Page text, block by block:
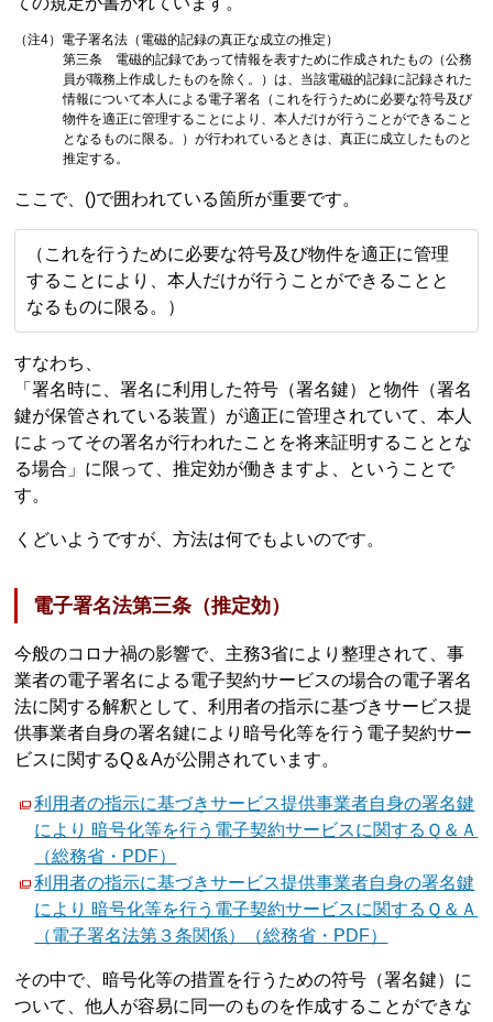
（注4）電子署名法（電磁的記録の真正な成立の推定）
第三条 電磁的記録であって情報を表すために作成されたもの（公務
員が職務上作成したものを除く。）は、当該電磁的記録に記録された
情報について本人による電子署名（これを行うために必要な符号及び
物件を適正に管理することにより、本人だけが行うことができること
となるものに限る。）が行われているときは、真正に成立したものと
推定する。
ここで、()で囲われている箇所が重要です。
（これを行うために必要な符号及び物件を適正に管理
することにより、本人だけが行うことができることと
なるものに限る。）
すなわち、
「署名時に、署名に利用した符号（署名鍵）と物件（署名
鍵が保管されている装置）が適正に管理されていて、本人
によってその署名が行われたことを将来証明することとな
る場合」に限って、推定効が働きますよ、ということで
す。
くどいようですが、方法は何でもよいのです。
電子署名法第三条（推定効）
今般のコロナ禍の影響で、主務3省により整理されて、事
業者の電子署名による電子契約サービスの場合の電子署名
法に関する解釈として、利用者の指示に基づきサービス提
供事業者自身の署名鍵により暗号化等を行う電子契約サー
ビスに関するQ＆Aが公開されています。
利用者の指示に基づきサービス提供事業者自身の署名鍵
により 暗号化等を行う電子契約サービスに関するＱ＆Ａ
（総務省・PDF）
利用者の指示に基づきサービス提供事業者自身の署名鍵
により 暗号化等を行う電子契約サービスに関するＱ＆Ａ
（電子署名法第３条関係）（総務省・PDF）
その中で、暗号化等の措置を行うための符号（署名鍵）に
ついて、他人が容易に同一のものを作成することができな